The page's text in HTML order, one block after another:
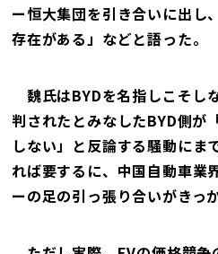
ー恒大集団を引き合いに出し
存在がある」などと語った。
魏氏はBYDを名指しこそし
判されたとみなしたBYD側が
しない」と反論する騒動にま
れば要するに、中国自動車業
ーの足の引っ張り合いがきっ